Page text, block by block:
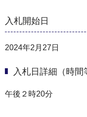
入札開始日
2024年2月27日
入札日詳細（時間
午後２時20分